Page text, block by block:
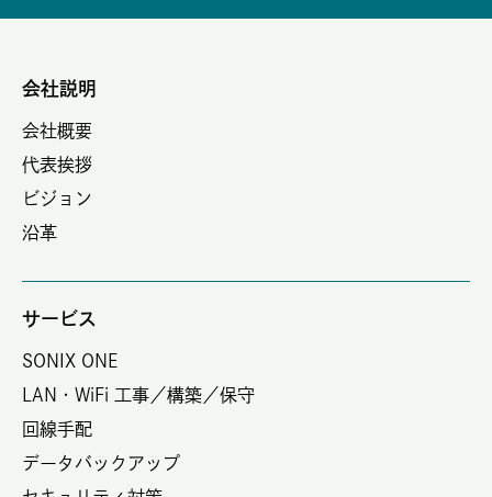
会社説明
会社概要
代表挨拶
ビジョン
沿革
サービス
SONIX ONE
LAN・WiFi 工事／構築／保守
回線手配
データバックアップ